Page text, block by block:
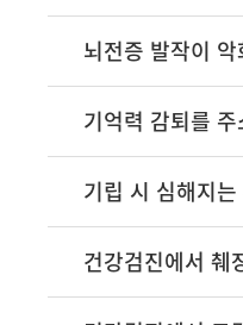
뇌전증 발작이
기억력 감퇴를
기립 시 심해지
건강검진에서 췌